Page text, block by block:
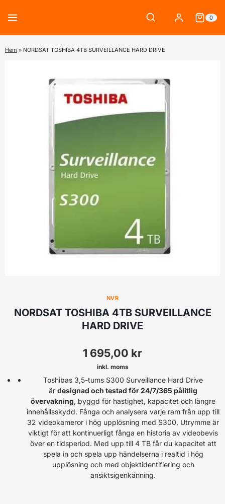
0
Hem » NORDSAT TOSHIBA 4TB SURVEILLANCE HARD DRIVE
NVR
NORDSAT TOSHIBA 4TB SURVEILLANCE
HARD DRIVE
1 695,00 kr
inkl. moms
Toshibas 3,5-tums S300 Surveillance Hard Drive
är designad och testad för 24/7/365 pålitlig
övervakning, byggd för hastighet, kapacitet och längre
innehållsskydd. Fånga och analysera varje ram från upp till
32 videokameror i hög upplösning med S300. Utrymme är
viktigt för att kontinuerligt fånga en historia av videobevis
över en tidsperiod. Med upp till 4 TB får du kapacitet att
spela in och spela upp händelserna i realtid i hög
upplösning och med objektidentifiering och
ansiktsigenkänning.